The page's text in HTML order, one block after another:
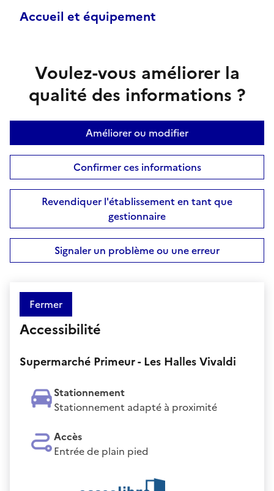
Accueil et équipement
Voulez-vous améliorer la
qualité des informations ?
Améliorer ou modifier
Confirmer ces informations
Revendiquer l'établissement en tant que
gestionnaire
Signaler un problème ou une erreur
Fermer
Accessibilité
Supermarché Primeur - Les Halles Vivaldi
Stationnement
Stationnement adapté à proximité
Accès
Entrée de plain pied